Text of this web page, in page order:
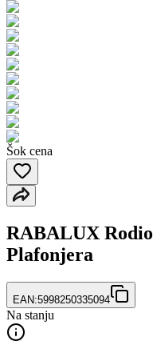
Šok cena
RABALUX
Plafonjera
EAN:5998250335094
Na stanju